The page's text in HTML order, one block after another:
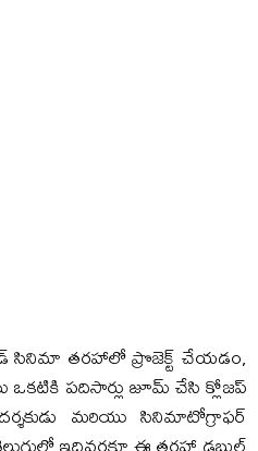
సినిమా తరహాలో ప్రొజెక్ట్ చేయడం,
పదిసార్లు జూమ్ చేసి క్లోజప్
మరియు సినిమాటోగ్రాఫర్